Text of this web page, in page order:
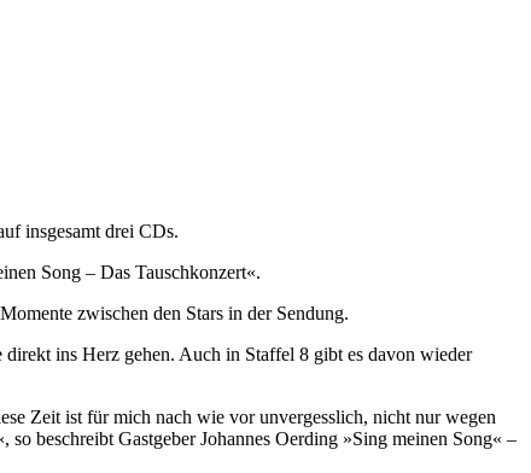
insgesamt drei CDs.
Song – Das Tauschkonzert«.
zwischen den Stars in der Sendung.
ins Herz gehen. Auch in Staffel 8 gibt es davon wieder
Zeit ist für mich nach wie vor unvergesslich, nicht nur wegen
beschreibt Gastgeber Johannes Oerding »Sing meinen Song« –